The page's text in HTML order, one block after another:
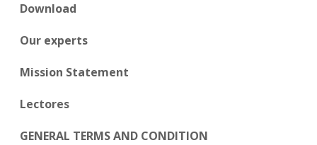
Download
Our experts
Mission Statement
Lectores
GENERAL TERMS AND CONDITION